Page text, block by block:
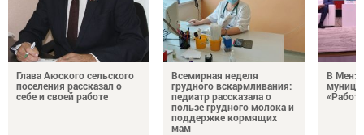
Глава Аюского сельского
поселения рассказал о
себе и своей работе
Всемирная неделя
грудного вскармливания:
педиатр рассказала о
пользе грудного молока и
поддержке кормящих
мам
В